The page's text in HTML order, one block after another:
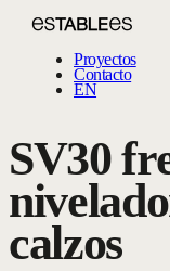
Proyectos
Contacto
EN
SV30
calzos